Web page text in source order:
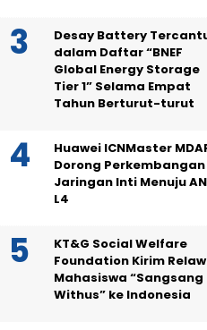
Desay Battery
dalam Daftar “BNEF
Global Energy Storage
Tier 1” Selama Empat
Tahun Berturut-turut
Huawei ICNMaster
Dorong Perkembangan
Jaringan Inti Menuju AN
L4
KT&G Social Welfare
Foundation Kirim
Mahasiswa “Sangsang
Withus” ke Indonesia